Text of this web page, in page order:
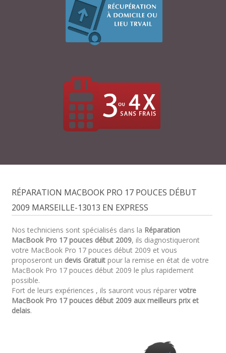
RÉPARATION MACBOOK PRO 17 POUCES DÉBUT
2009 MARSEILLE-13013 EN EXPRESS
Nos techniciens sont spécialisés dans la Réparation
MacBook Pro 17 pouces début 2009, ils diagnostiqueront
votre MacBook Pro 17 pouces début 2009 et vous
proposeront un devis Gratuitpour la remise en état de votre
MacBook Pro 17 pouces début 2009 le plus rapidement
possible.
Fort de leurs expériences , ils sauront vous réparer votre
MacBook Pro 17 pouces début 2009 aux meilleurs prix et
delais.